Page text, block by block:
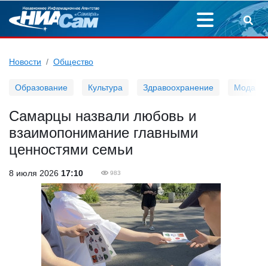
Новости Общество
Образование Культура Здравоохранение Мода
Самарцы назвали любовь и
взаимопонимание главными
ценностями семьи
8 июля 2026 17:10 983